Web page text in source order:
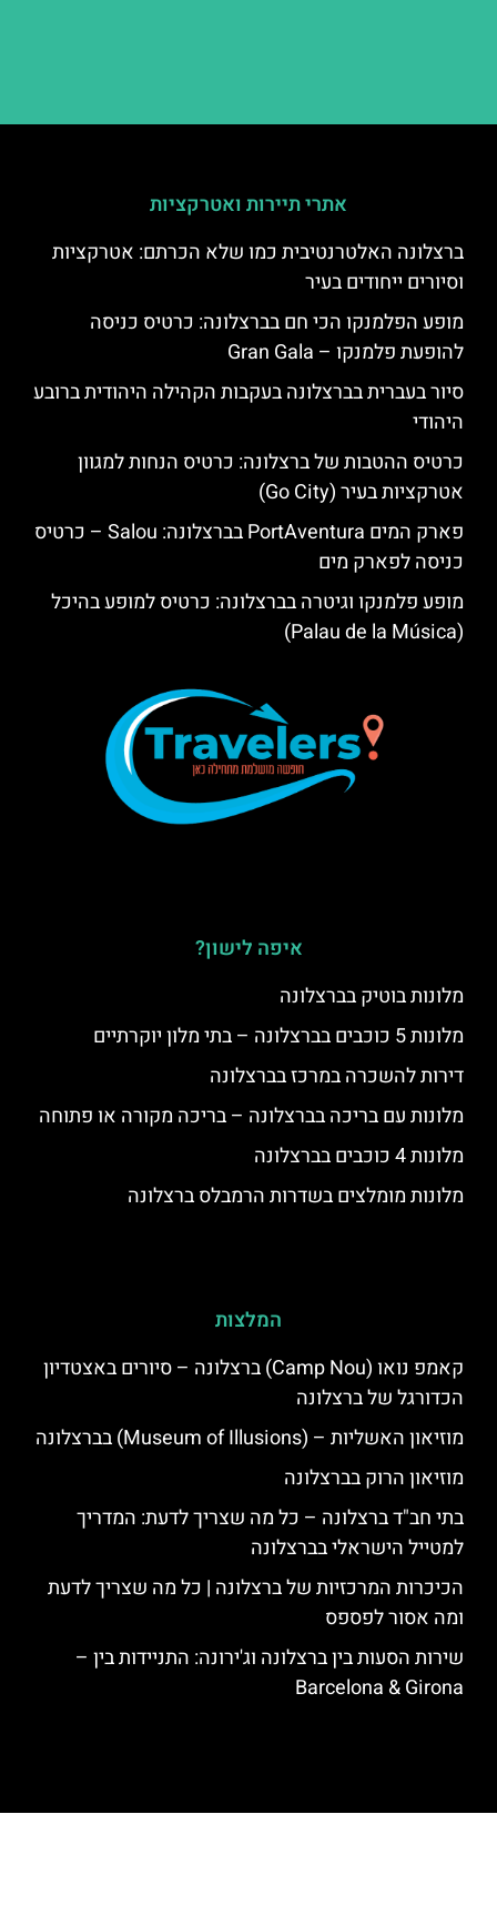
אתרי תיירות ואטרקציות
ברצלונה האלטרנטיבית כמו שלא הכרתם: אטרקציות
וסיורים ייחודים בעיר
מופע הפלמנקו הכי חם בברצלונה: כרטיס כניסה
להופעת פלמנקו – Gran Gala
סיור בעברית בברצלונה בעקבות הקהילה היהודית ברובע
היהודי
כרטיס ההטבות של ברצלונה: כרטיס הנחות למגוון
אטרקציות בעיר (Go City)
פארק המים PortAventura בברצלונה: Salou – כרטיס
כניסה לפארק מים
מופע פלמנקו וגיטרה בברצלונה: כרטיס למופע בהיכל
(Palau de la Música)
איפה לישון?
מלונות בוטיק בברצלונה
מלונות 5 כוכבים בברצלונה – בתי מלון יוקרתיים
דירות להשכרה במרכז בברצלונה
מלונות עם בריכה בברצלונה – בריכה מקורה או פתוחה
מלונות 4 כוכבים בברצלונה
מלונות מומלצים בשדרות הרמבלס ברצלונה
המלצות
קאמפ נואו (Camp Nou) ברצלונה – סיורים באצטדיון
הכדורגל של ברצלונה
מוזיאון האשליות – (Museum of Illusions) בברצלונה
מוזיאון הרוק בברצלונה
בתי חב"ד ברצלונה – כל מה שצריך לדעת: המדריך
למטייל הישראלי בברצלונה
הכיכרות המרכזיות של ברצלונה | כל מה שצריך לדעת
ומה אסור לפספס
שירות הסעות בין ברצלונה וג'ירונה: התניידות בין –
Barcelona & Girona